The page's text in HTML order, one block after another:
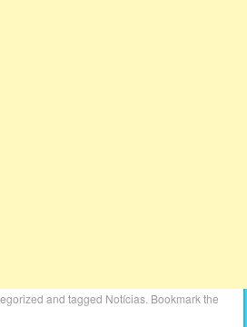
and tagged Notícias . Bookmark the